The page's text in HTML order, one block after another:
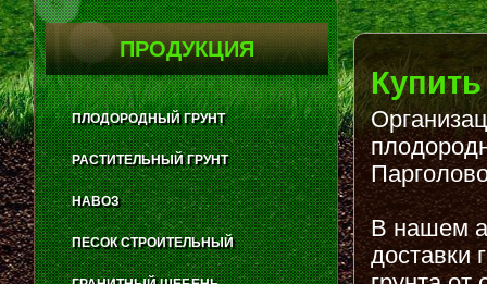
Play
Stop
В нашем
доставки
ПРОДУКЦИЯ
ПЛОДОРОДНЫЙ ГРУНТ
РАСТИТЕЛЬНЫЙ ГРУНТ
НАВОЗ
ПЕСОК СТРОИТЕЛЬНЫЙ